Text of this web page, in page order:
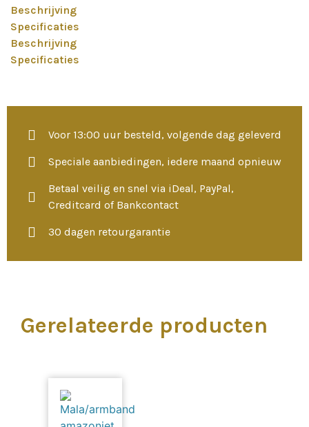
Beschrijving
Specificaties
Beschrijving
Specificaties
Voor 13:00 uur besteld, volgende dag geleverd
Speciale aanbiedingen, iedere maand opnieuw
Betaal veilig en snel via iDeal, PayPal,
Creditcard of Bankcontact
30 dagen retourgarantie
Gerelateerde producten